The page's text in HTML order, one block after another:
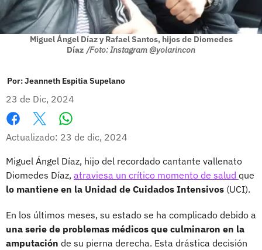
Miguel Ángel Díaz y Rafael Santos, hijos de Diomedes
Díaz /Foto: Instagram @yolarincon
Por:Jeanneth Espitia Supelano
23 de Dic, 2024
Facebook
X
Actualizado: 23 de dic, 2024
Miguel Ángel Díaz, hijo del recordado cantante vallenato
Diomedes Díaz, atraviesa un crítico momento de salud que
lo mantiene en la Unidad de Cuidados Intensivos (UCI).
En los últimos meses, su estado se ha complicado debido a
una serie de problemas médicos que culminaron en la
amputación de su pierna derecha. Esta drástica decisión